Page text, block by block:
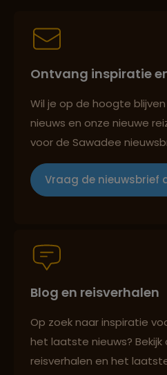
Persoonlijk en
Reizen met oog voor
Persoonlijk en
Best beoordeelde
Ontvang inspiratie
Wil je op de hoogte
nieuws en onze nieuwe
voor de Sawadee
Vraag de nieuwsbrief
Blog en reisverhalen
Op zoek naar inspiratie
het laatste nieuws? Bekijk
reisverhalen en het